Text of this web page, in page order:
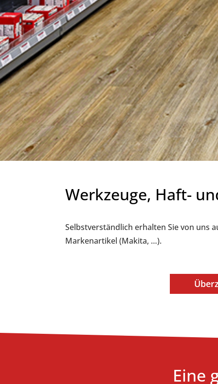
Werkzeuge, Haft-
Selbstverständlich erhalten Sie von uns
Markenartikel (Makita, …).
Eine